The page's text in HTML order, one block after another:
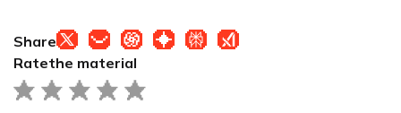
Share
Ratethe material